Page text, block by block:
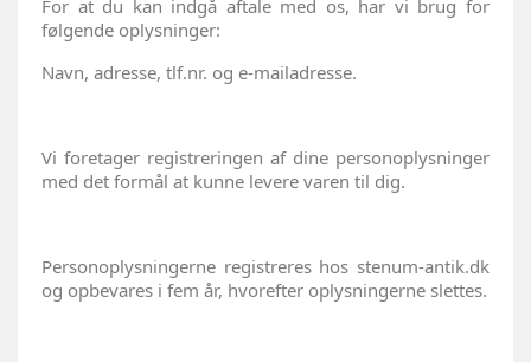
For at du kan indgå aftale med os, har vi brug for
følgende oplysninger:
Navn, adresse, tlf.nr. og e-mailadresse.
Vi foretager registreringen af dine personoplysninger
med det formål at kunne levere varen til dig.
Personoplysningerne registreres hos stenum-antik.dk
og opbevares i fem år, hvorefter oplysningerne slettes.